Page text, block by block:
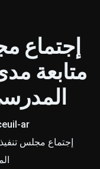
إجتماع
متابعة
المدرسي 2024/
ar
إجتماع مجلس